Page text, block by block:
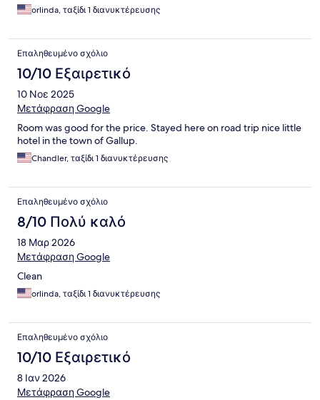
orlinda, ταξίδι 1 διανυκτέρευσης
Επαληθευμένο σχόλιο
10/10 Εξαιρετικό
10 Νοε 2025
Μετάφραση Google
Room was good for the price. Stayed here on road trip nice little
hotel in the town of Gallup.
Chandler, ταξίδι 1 διανυκτέρευσης
Επαληθευμένο σχόλιο
8/10 Πολύ καλό
18 Μαρ 2026
Μετάφραση Google
Clean
orlinda, ταξίδι 1 διανυκτέρευσης
Επαληθευμένο σχόλιο
10/10 Εξαιρετικό
8 Ιαν 2026
Μετάφραση Google